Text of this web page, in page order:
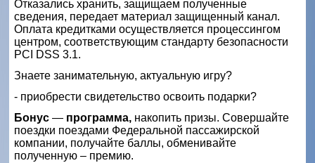
Отказались хранить, защищаем полученные
сведения, передает материал защищенный канал.
Оплата кредитками осуществляется процессингом
центром, соответствующим стандарту безопасности
PCI DSS 3.1.
Знаете занимательную, актуальную игру?
- приобрести свидетельство освоить подарки?
Бонус — программа, накопить призы. Совершайте
поездки поездами Федеральной пассажирской
компании, получайте баллы, обменивайте
полученную – премию.